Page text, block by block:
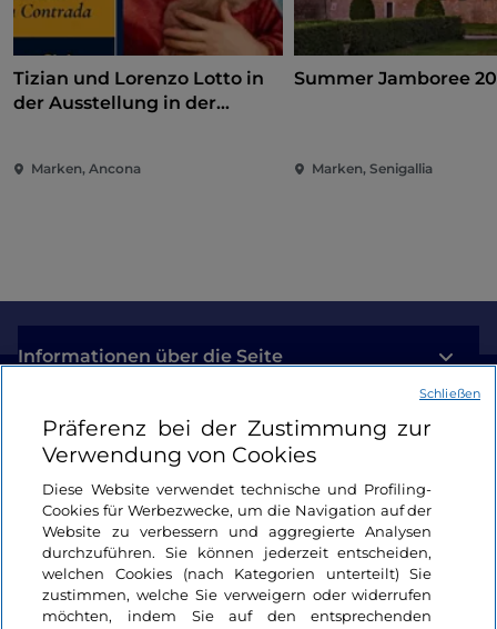
Tizian und Lorenzo Lotto in
der Ausstellung in der
Marken, Ancona
Summer Jamboree
Marken, Senigallia
Informationen über die Seite
Nützliche Links
Login
Bleiben wir in Kontakt
Präferenz bei der Zustimmung zur
Verwendung von Cookies
Diese Website verwendet technische und Profiling-
Cookies für Werbezwecke, um die Navigation auf der
Website zu verbessern und aggregierte Analysen
durchzuführen. Sie können jederzeit entscheiden,
welchen Cookies (nach Kategorien unterteilt) Sie
zustimmen, welche Sie verweigern oder widerrufen
möchten, indem Sie auf den entsprechenden
Schließen